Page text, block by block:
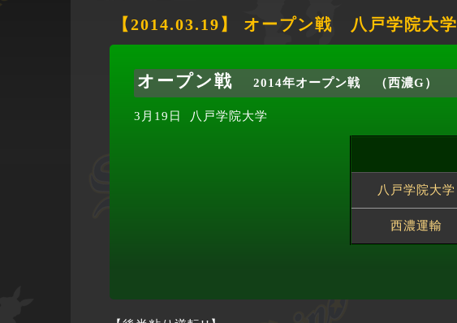
【2014.03.19】 オープン戦 八戸学院大学
オープン戦 2014年オープン戦 （西濃G）
3月19日 八戸学院大学
八戸学院大学
西濃運輸